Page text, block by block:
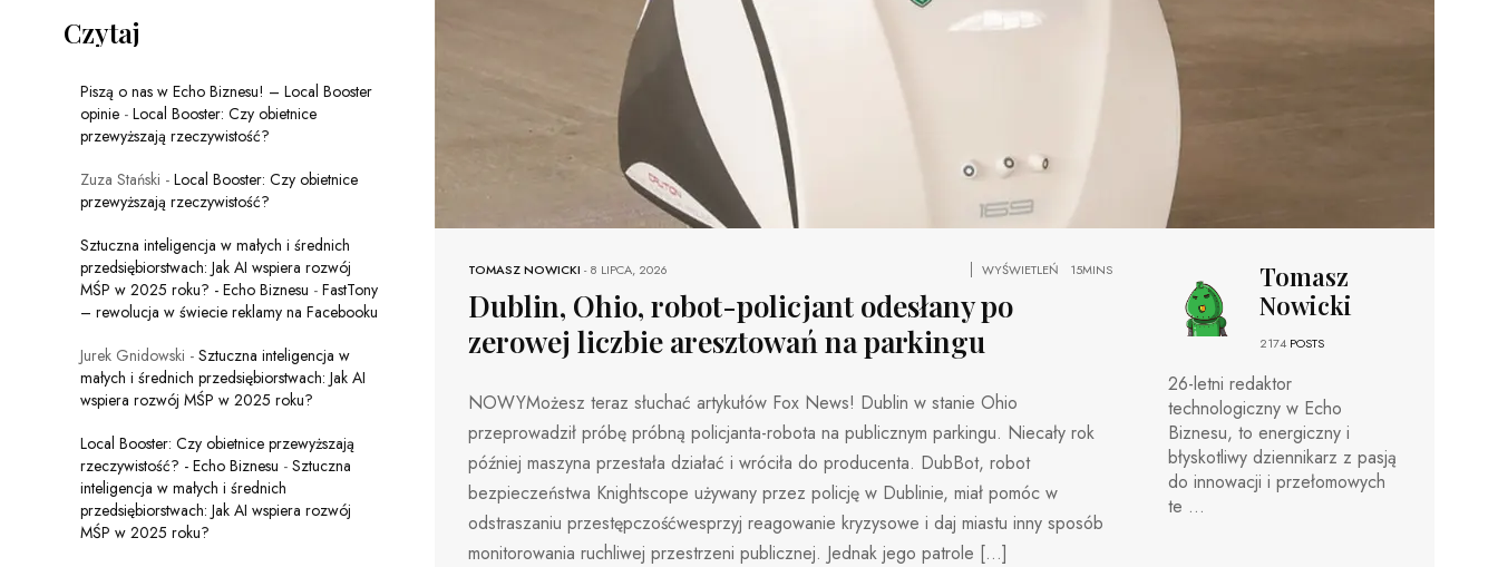
TOMASZ NOWICKI -8 LIPCA, 2026 WYŚWIETLEŃ 15MINS
Dublin, Ohio, robot-policjant odesłany po
zerowej liczbie aresztowań na parkingu
NOWYMożesz teraz słuchać artykułów Fox News! Dublin w stanie Ohio
przeprowadził próbę próbną policjanta-robota na publicznym parkingu. Niecały rok
później maszyna przestała działać i wróciła do producenta. DubBot, robot
bezpieczeństwa Knightscope używany przez policję w Dublinie, miał pomóc w
odstraszaniu przestępczośćwesprzyj reagowanie kryzysowe i daj miastu inny sposób
monitorowania ruchliwej przestrzeni publicznej. Jednak jego patrole […]
Tomasz
Nowicki
2174 POSTS
26-letni redaktor
technologiczny w Echo
Biznesu, to energiczny i
błyskotliwy dziennikarz z pasją
do innowacji i przełomowych
te ...
Czytaj
Piszą o nas w Echo Biznesu! – Local Booster
opinie - Local Booster: Czy obietnice
przewyższają rzeczywistość?
Zuza Stański - Local Booster: Czy obietnice
przewyższają rzeczywistość?
Sztuczna inteligencja w małych i średnich
przedsiębiorstwach: Jak AI wspiera rozwój
MŚP w 2025 roku? - Echo Biznesu - FastTony
– rewolucja w świecie reklamy na Facebooku
Jurek Gnidowski - Sztuczna inteligencja w
małych i średnich przedsiębiorstwach: Jak AI
wspiera rozwój MŚP w 2025 roku?
Local Booster: Czy obietnice przewyższają
rzeczywistość? - Echo Biznesu - Sztuczna
inteligencja w małych i średnich
przedsiębiorstwach: Jak AI wspiera rozwój
MŚP w 2025 roku?